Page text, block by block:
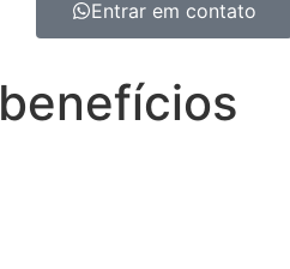
Entrar em contato